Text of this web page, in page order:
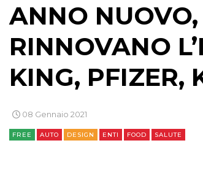
ANNO
RINNOVANO
KING, PFIZER,
08 Gennaio 2021
FREE AUTO DESIGN ENTI FOOD SALUTE